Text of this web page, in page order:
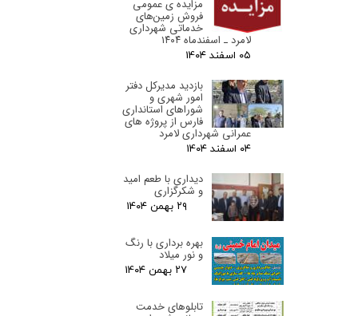
مزایده ی عمومی
فروش زمین‌های
خدماتی شهرداری
لامرد ـ اسفندماه ۱۴۰۴
۰۵ اسفند ۰۴
بازدید مدیرکل دفتر
امور شهری و
شوراهای استانداری
فارس از پروژه های
عمرانی شهرداری لامرد
۰۴ اسفند ۰۴
دیداری با طعم امید
و شکرگزاری
۲۹ بهمن ۰۴
بهره برداری با رنگ
و نور میلاد
۲۷ بهمن ۰۴
تابلوهای خدمت